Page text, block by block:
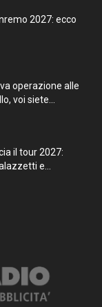
2027: ecco
operazione alle
voi siete...
il tour 2027:
e...